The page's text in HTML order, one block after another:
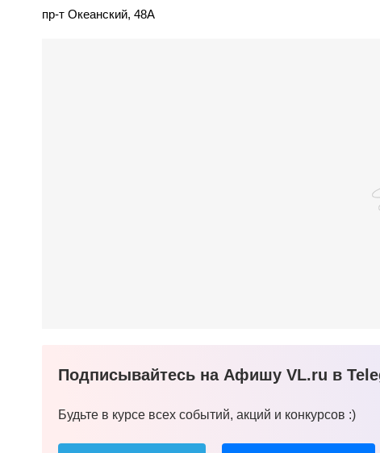
пр-т Океанский, 48А
Подписывайтесь на Афишу VL.ru в
Будьте в курсе всех событий, акций и конкурсов :)